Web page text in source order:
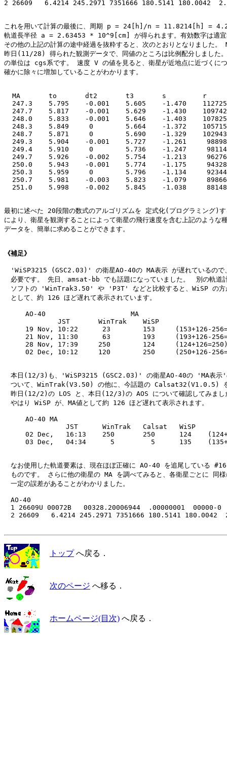
2 26609   6.4214 245.2971 7351666 180.5141 180.0042
これを用いて計算の最後に、周期 p = 24[h]/n = 11.8214[h] =
軌道長半径 a = 2.63453 * 10^9[cm] が得られます。有効数字は適宜
その他の上記の計算の途中経過を抜粋すると、次のとおりとなりました。
昨日(11/28) 得られた観測データで、同値のところは比例配分しました
の単位は cgs系です。 速度 V の値を見ると、衛星が近地点に近づくに
確かに除々に増加していることがわかります。
MA       to       dt2       t3       s         r
247.3    5.795    -0.001    5.605    -1.470
247.7    5.817    -0.001    5.629    -1.430
248.0    5.833    -0.001    5.646    -1.403
248.3    5.849     0        5.664    -1.372
248.7    5.871     0        5.690    -1.329
249.3    5.904    -0.001    5.727    -1.261
249.4    5.910     0        5.736    -1.247
249.7    5.926    -0.002    5.754    -1.213
250.0    5.943    -0.001    5.774    -1.175
250.3    5.959     0        5.796    -1.134
250.7    5.981    -0.003    5.823    -1.079
251.0    5.998    -0.002    5.845    -1.038
最初に述べた 20段階の数式のアルゴリズムを 定式化(プログラミング)す
により、衛星を観測することによって衛星の飛行速度を含む上記のような
データを、簡単に求めることができます。
《補足》
'WiSP3215 (GSC2.03)' の衛星AO-40の MA表示 が遅れているので
必要です。 先日、amsat-bb でも話題になっていました。　別の軌道
ソフトの 'WinTrak3.50' や 'P3T' などと比較すると、WiSP の方
として、約 126 ほど遅れて表示されています。
AO-40                     MA
JST       WinTrak    WiSP
19 Nov, 10:22      23        153     (153+126-
21 Nov, 11:30      63        193     (193+126-
28 Nov, 17:39     250        124
02 Dec, 10:12     120        250     (250+126-
本日(12/3)も、'WiSP3215 (GSC2.03)' の衛星AO-40の 'MA表示'
ついて、WinTrak(V3.50) の他に、今話題の Calsat32(V1.0.5)
昨日(12/2)の LOS と、本日(12/3)の AOS について確認してみま
やはり WiSP が、MA値として約 126 ほど遅れて表示されます。
AO-40 MA
JST      WinTrak   Calsat   WiSP
02 Dec,   16:13    250       250      124
03 Dec,   04:34      5         5      135
なお使用した軌道要素は、現在ほぼ正確に AO-40 を追尾している
ものです。 さらに他の衛星の MA を調べてみると、各衛星ごとに 同様
一定の誤差があることがわかりました。
AO-40
1 26609U 00072B   00328.20006944  .00000001  00000-
2 26609   6.4214 245.2971 7351666 180.5141 180.0042
トップへ戻る．
次のページ へ移る．
ホームページ(目次) へ戻る．